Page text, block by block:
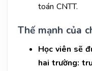
toán CNTT.
Thế mạnh của
Học viên sẽ
hai trường: